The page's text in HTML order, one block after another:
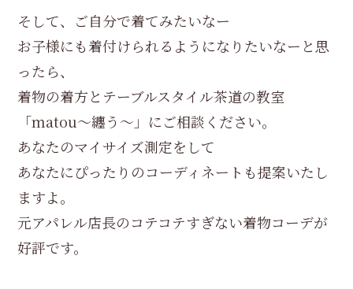
そして、ご自分で着てみたいなー
お子様にも着付けられるようになりたいなーと思
ったら、
着物の着方とテーブルスタイル茶道の教室
「matou〜纏う〜」にご相談ください。
あなたのマイサイズ測定をして
あなたにぴったりのコーディネートも提案いたし
ますよ。
元アパレル店長のコテコテすぎない着物コーデが
好評です。